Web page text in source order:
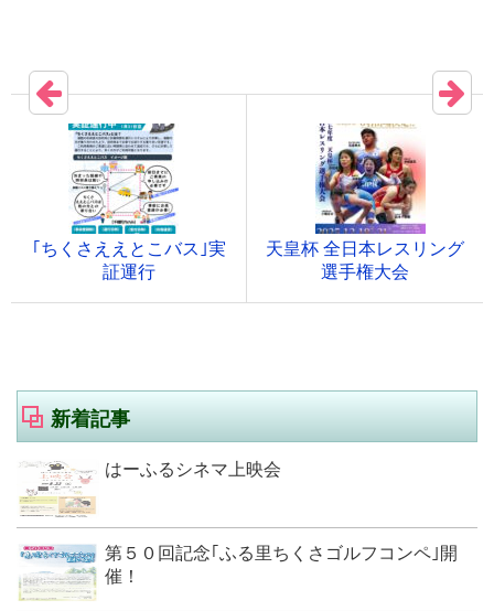
｢ちくさええとこバス｣実
証運行
天皇杯 全日本レスリング
選手権大会
新着記事
はーふるシネマ上映会
第５０回記念｢ふる里ちくさゴルフコンペ｣開
催！